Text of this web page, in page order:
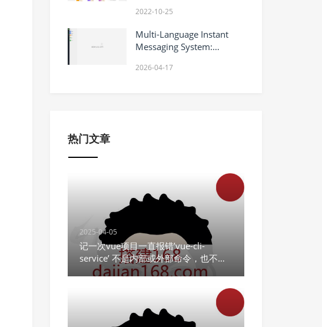
2022-10-25
Multi-Language Instant
Messaging System:
Chat with Voice and Video
2026-04-17
热门文章
2025-04-05
记一次vue项目一直报错’vue-cli-
service’ 不是内部或外部命令，也不是
可运行的程序